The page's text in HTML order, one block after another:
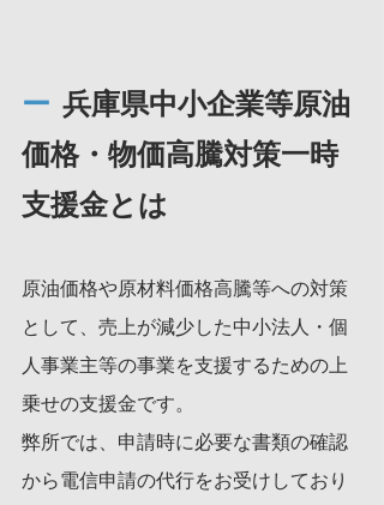
ー
  兵庫県中小企業等原油
価格・物価高騰対策一時
支援金とは
原油価格や原材料価格高騰等への対策
として、売上が減少した中小法人・個
人事業主等の事業を支援するための上
乗せの支援金です。
弊所では、申請時に必要な書類の確認
から電信申請の代行をお受けしており